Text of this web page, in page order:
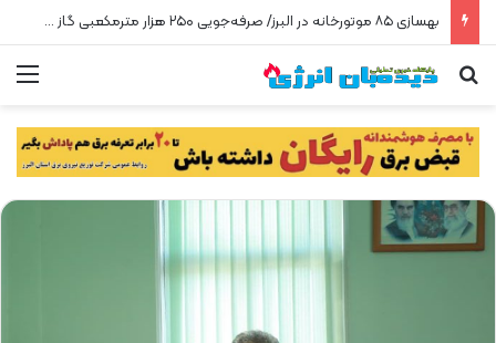
بهسازی ۸۵ موتورخانه در البرز/ صرفه‌جویی ۲۵۰ هزار مترمکعبی گاز در سه ماه
جستجو برای